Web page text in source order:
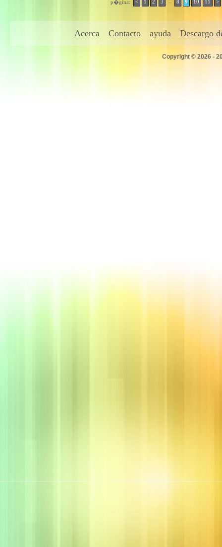
p�gina: < 1 2 3 8 9 10 11 >
Acerca Contacto ayuda Descargo
Copyright © 2026 -